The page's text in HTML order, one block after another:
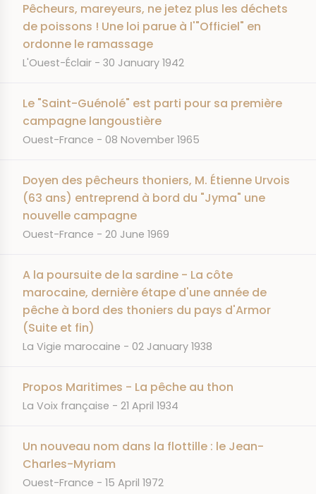
Pêcheurs, mareyeurs, ne jetez plus les déchets
de poissons ! Une loi parue à l'"Officiel" en
ordonne le ramassage
JOURNAL
L'Ouest-Éclair DATE
30 January 1942
Le "Saint-Guénolé" est parti pour sa première
campagne langoustière
JOURNAL
Ouest-France DATE
08 November 1965
Doyen des pêcheurs thoniers, M. Étienne Urvois
(63 ans) entreprend à bord du "Jyma" une
nouvelle campagne
JOURNAL
Ouest-France DATE
20 June 1969
A la poursuite de la sardine - La côte
marocaine, dernière étape d'une année de
pêche à bord des thoniers du pays d'Armor
(Suite et fin)
JOURNAL
La Vigie marocaine DATE
02 January 1938
Propos Maritimes - La pêche au thon
JOURNAL
La Voix française DATE
21 April 1934
Un nouveau nom dans la flottille : le Jean-
Charles-Myriam
JOURNAL
Ouest-France DATE
15 April 1972